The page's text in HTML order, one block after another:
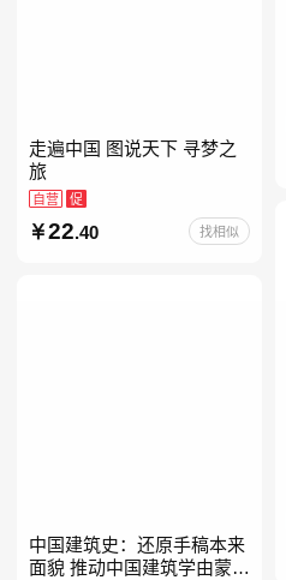
走遍中国 图说天下 寻梦之
旅
自营 促
22.40 找相似
中国建筑史：还原手稿本来
面貌 推动中国建筑学由蒙昧